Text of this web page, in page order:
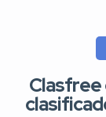
Clasfree